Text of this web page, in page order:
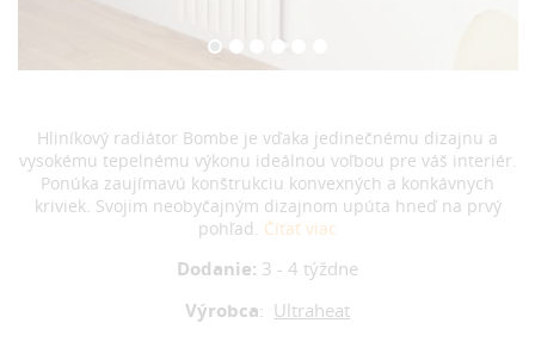
Hliníkový radiátor Bombe je vďaka jedinečnému dizajnu a
vysokému tepelnému výkonu ideálnou voľbou pre váš interiér.
Ponúka zaujímavú konštrukciu konvexných a konkávnych
kriviek. Svojim neobyčajným dizajnom upúta hneď na prvý
pohľad. Čítať viac
Dodanie: 3 - 4 týždne
Výrobca: Ultraheat